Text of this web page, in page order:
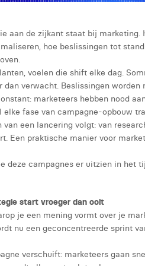
aan de zijkant staat bij marketing.
hoe beslissingen tot
voelen die shift elke dag.
dan verwacht. Beslissingen
marketeers hebben nood
elke fase van campagne-opbouw
van een lancering volgt: van
Een praktische manier voor
deze campagnes er uitzien in het
start vroeger dan ooit
je een mening vormt over je
nu een geconcentreerde sprint
verschuift: marketeers gaan